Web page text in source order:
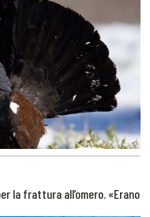
la frattura all’omero. «Erano